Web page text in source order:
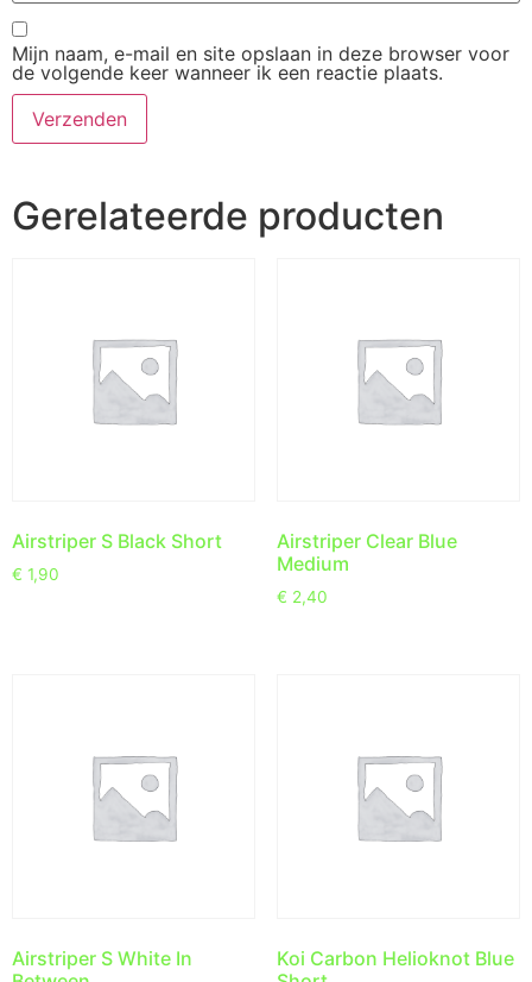
Mijn naam, e-mail en site opslaan in deze browser voor
de volgende keer wanneer ik een reactie plaats.
Gerelateerde producten
Airstriper S Black Short
€ 1,90
Airstriper Clear Blue
Medium
€ 2,40
Airstriper S White In
Koi Carbon Helioknot Blue